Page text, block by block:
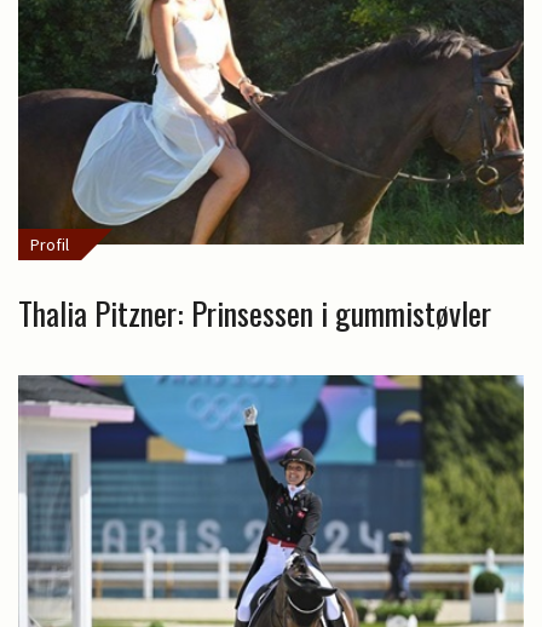
Profil
Thalia Pitzner: Prinsessen i gummistøvler